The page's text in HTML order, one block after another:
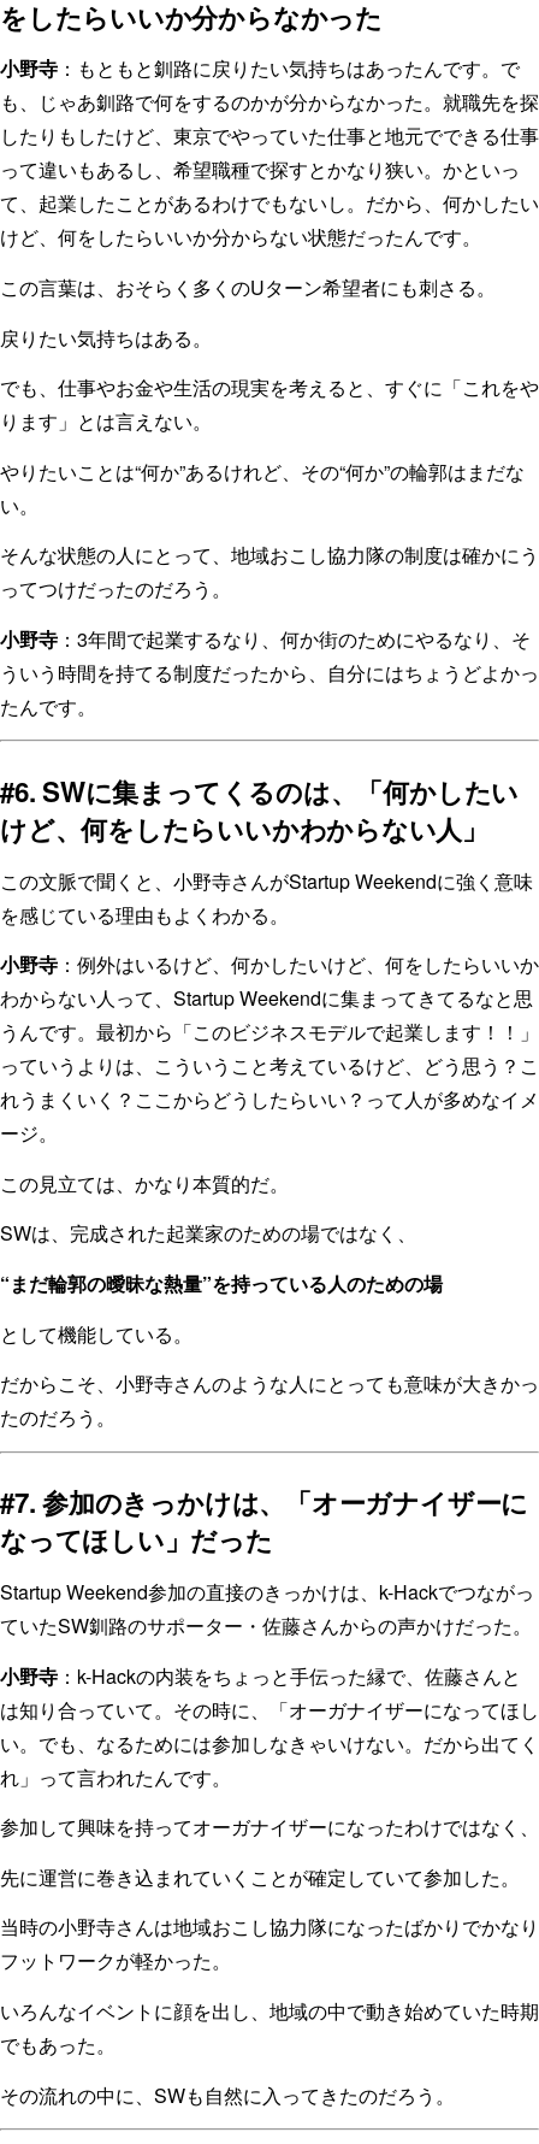
をしたらいいか分からなかった
小野寺 ：もともと釧路に戻りたい気持ちはあったんです。で
も、じゃあ釧路で何をするのかが分からなかった。就職先を探
したりもしたけど、東京でやっていた仕事と地元でできる仕事
って違いもあるし、希望職種で探すとかなり狭い。かといっ
て、起業したことがあるわけでもないし。だから、何かしたい
けど、何をしたらいいか分からない状態だったんです。
この言葉は、おそらく多くのUターン希望者にも刺さる。
戻りたい気持ちはある。
でも、仕事やお金や生活の現実を考えると、すぐに「これをや
ります」とは言えない。
やりたいことは“何か”あるけれど、その“何か”の輪郭はまだな
い。
そんな状態の人にとって、地域おこし協力隊の制度は確かにう
ってつけだったのだろう。
小野寺 ：3年間で起業するなり、何か街のためにやるなり、そ
ういう時間を持てる制度だったから、自分にはちょうどよかっ
たんです。
#6. SWに集まってくるのは、「何かしたい
けど、何をしたらいいかわからない人」
この文脈で聞くと、小野寺さんがStartup Weekendに強く意味
を感じている理由もよくわかる。
小野寺 ：例外はいるけど、何かしたいけど、何をしたらいいか
わからない人って、Startup Weekendに集まってきてるなと思
うんです。最初から「このビジネスモデルで起業します！！」
っていうよりは、こういうこと考えているけど、どう思う？こ
れうまくいく？ここからどうしたらいい？って人が多めなイメ
ージ。
この見立ては、かなり本質的だ。
SWは、完成された起業家のための場ではなく、
“まだ輪郭の曖昧な熱量”を持っている人のための場
として機能している。
だからこそ、小野寺さんのような人にとっても意味が大きかっ
たのだろう。
#7. 参加のきっかけは、「オーガナイザーに
なってほしい」だった
Startup Weekend参加の直接のきっかけは、k-Hackでつながっ
ていたSW釧路のサポーター・佐藤さんからの声かけだった。
小野寺 ：k-Hackの内装をちょっと手伝った縁で、佐藤さんと
は知り合っていて。その時に、「オーガナイザーになってほし
い。でも、なるためには参加しなきゃいけない。だから出てく
れ」って言われたんです。
参加して興味を持ってオーガナイザーになったわけではなく、
先に運営に巻き込まれていくことが確定していて参加した。
当時の小野寺さんは地域おこし協力隊になったばかりでかなり
フットワークが軽かった。
いろんなイベントに顔を出し、地域の中で動き始めていた時期
でもあった。
その流れの中に、SWも自然に入ってきたのだろう。